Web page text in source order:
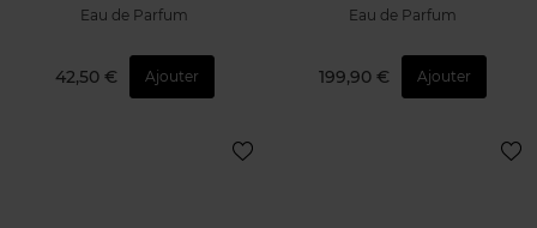
Eau de Parfum
42,50 € Ajouter
Eau de Parfum
199,90 € Ajouter